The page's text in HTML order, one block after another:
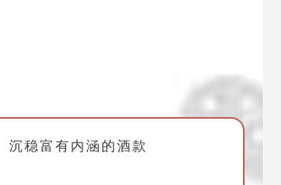
沉稳富有内涵的酒款